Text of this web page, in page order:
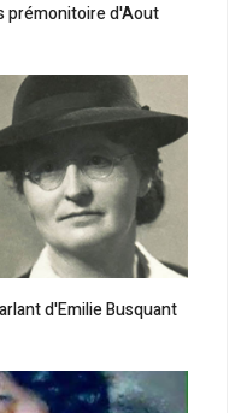
prémonitoire d'Aout
d'Emilie Busquant